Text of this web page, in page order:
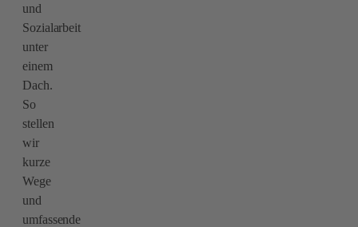
und
Sozialarbeit
unter
einem
Dach.
So
stellen
wir
kurze
Wege
und
umfassende